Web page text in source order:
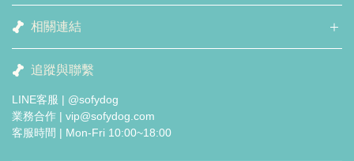
相關連結
追蹤與聯繫
LINE客服 | @sofydog
業務合作 | vip@sofydog.com
客服時間 | Mon-Fri 10:00~18:00